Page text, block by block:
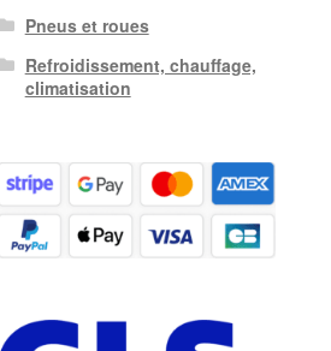
Pneus et roues
Refroidissement, chauffage,
climatisation